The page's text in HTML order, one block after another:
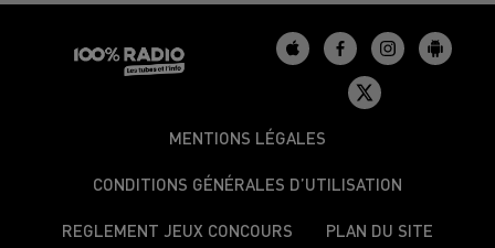
MENTIONS LÉGALES
CONDITIONS GÉNÉRALES D’UTILISATION
REGLEMENT JEUX CONCOURS PLAN DU SITE